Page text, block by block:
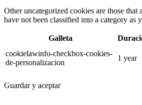
Other uncategorized cookies are those that
have not been classified into a category as
Galleta
cookielawinfo-checkbox-cookies-
de-personalizacion
1 year
Guardar y aceptar